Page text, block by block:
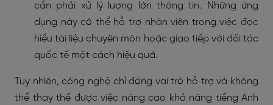
cần phải xử lý lượng lớn thông tin. Những ứng
dụng này có thể hỗ trợ nhân viên trong việc đọc
hiểu tài liệu chuyên môn hoặc giao tiếp với đối tác
quốc tế một cách hiệu quả.
Tuy nhiên, công nghệ chỉ đóng vai trò hỗ trợ và không
thể thay thế được việc nâng cao khả năng tiếng Anh